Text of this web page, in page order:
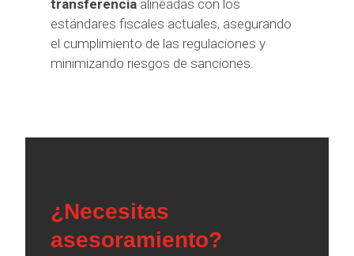
transferencia alineadas con los
estándares fiscales actuales, asegurando
el cumplimiento de las regulaciones y
minimizando riesgos de sanciones.
¿Necesitas
asesoramiento?